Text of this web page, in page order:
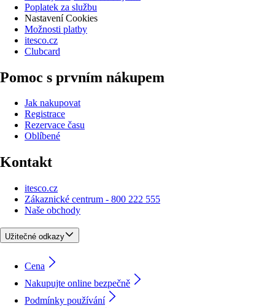
Poplatek za službu
Nastavení Cookies
Možnosti platby
itesco.cz
Clubcard
Pomoc s prvním nákupem
Jak nakupovat
Registrace
Rezervace času
Oblíbené
Kontakt
itesco.cz
Zákaznické centrum - 800 222 555
Naše obchody
Užitečné odkazy
Cena
Nakupujte online bezpečně
Podmínky používání